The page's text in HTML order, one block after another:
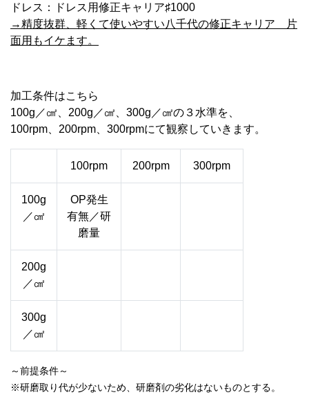
ドレス：ドレス用修正キャリア♯1000
→精度抜群、軽くて使いやすい八千代の修正キャリア 片
面用もイケます。
加工条件はこちら
100g／㎠、200g／㎠、300g／㎠の３水準を、
100rpm、200rpm、300rpmにて観察していきます。
100rpm 200rpm 300rpm
100g
／㎠
OP発生
有無／研
磨量
200g
／㎠
300g
／㎠
～前提条件～
※研磨取り代が少ないため、研磨剤の劣化はないものとする。